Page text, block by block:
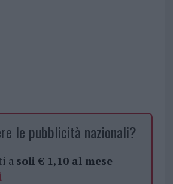
le pubblicità nazionali?
a soli € 1,10 al mese